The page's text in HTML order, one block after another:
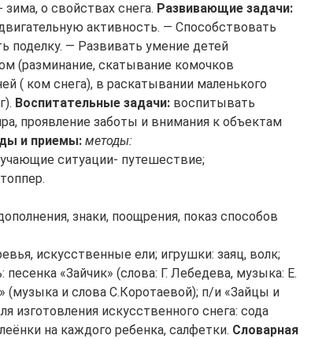
о свойствах снега. Развивающие задачи:
активность. — Способствовать
поделку. — Развивать умение детей
(разминание, скатывание комочков
( ком снега), в раскатывании маленького
Воспитательные задачи: воспитывать
проявление заботы и внимания к объектам
и приемы: методы:
ситуации- путешествие;
знаки, поощрения, показ способов
искусственные ели; игрушки: заяц, волк;
«Зайчик» (слова: Г. Лебедева, музыка: Е.
(музыка и слова С.Коротаевой); п/и «Зайцы и
изготовления искусственного снега: сода
на каждого ребенка, салфетки. Словарная